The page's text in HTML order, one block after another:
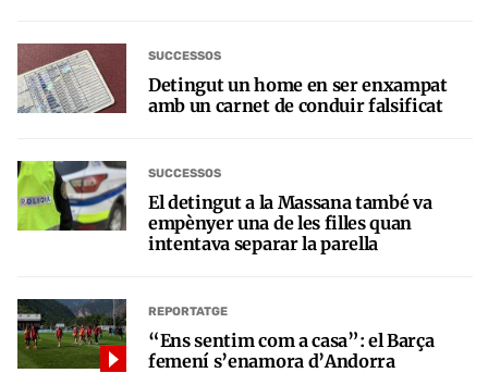
SUCCESSOS
Detingut un home en ser enxampat
amb un carnet de conduir falsificat
SUCCESSOS
El detingut a la Massana també va
empènyer una de les filles quan
intentava separar la parella
REPORTATGE
“Ens sentim com a casa”: el Barça
femení s’enamora d’Andorra